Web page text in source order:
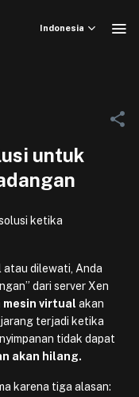
Indonesia
untuk
ketika
atau dilewati, Anda
dari server Xen
mesin virtual akan
terjadi ketika
tidak dapat
akan hilang.
karena tiga alasan: